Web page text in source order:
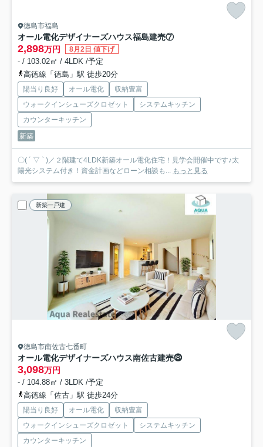
徳島市福島
オール電化デザイナーズハウス福島建売⑦
2,898万円 8月2日 値下げ
- / 103.02㎡ / 4LDK /予定
高徳線「徳島」駅 徒歩20分
陽当り良好 オール電化
収納豊富
ウォークインシューズクロゼット
システムキッチン
カウンターキッチン
新築
〇( ´ ▽ ` )／２階建て4LDK新築オール電化住宅！見学会開催中です♪太
陽光システム付き！資金計画などローン相談も... もっと見る
新築一戸建
徳島市南佐古七番町
オール電化デザイナーズハウス南佐古建売⓼
3,098万円
- / 104.88㎡ / 3LDK /予定
高徳線「佐古」駅 徒歩24分
陽当り良好 オール電化
収納豊富
ウォークインシューズクロゼット
システムキッチン
カウンターキッチン